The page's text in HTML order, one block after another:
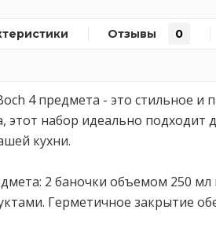
Отзывы 0
4 предмета - это стильное
этот набор идеально
кухни.
2 баночки объемом 250
Герметичное закрытие